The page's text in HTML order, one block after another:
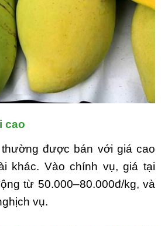
cao
được bán với giá cao
khác. Vào chính vụ, giá tại
từ 50.000–80.000đ/kg, và
vụ.